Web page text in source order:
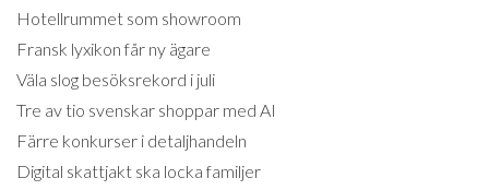
Hotellrummet som showroom
Fransk lyxikon får ny ägare
Väla slog besöksrekord i juli
Tre av tio svenskar shoppar med AI
Färre konkurser i detaljhandeln
Digital skattjakt ska locka familjer